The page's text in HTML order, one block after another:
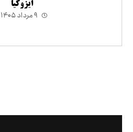
ایزوکیا
۹ مرداد ۱۴۰۵